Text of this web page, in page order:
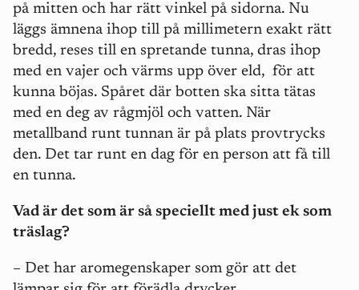
på mitten och har rätt vinkel på sidorna. Nu
läggs ämnena ihop till på millimetern exakt rätt
bredd, reses till en spretande tunna, dras ihop
med en vajer och värms upp över eld, för att
kunna böjas. Spåret där botten ska sitta tätas
med en deg av rågmjöl och vatten. När
metallband runt tunnan är på plats provtrycks
den. Det tar runt en dag för en person att få till
en tunna.
Vad är det som är så speciellt med just ek som
träslag?
– Det har aromegenskaper som gör att det